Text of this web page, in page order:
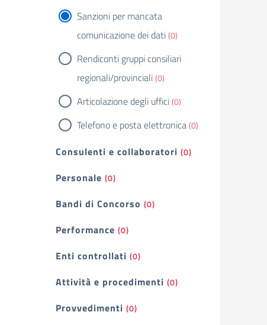
Sanzioni per mancata
comunicazione dei dati(0)
Rendiconti gruppi consiliari
regionali/provinciali(0)
Articolazione degli uffici(0)
Telefono e posta elettronica(0)
Consulenti e collaboratori (0)
Personale (0)
Bandi di Concorso (0)
Performance (0)
Enti controllati (0)
Attività e procedimenti (0)
Provvedimenti (0)